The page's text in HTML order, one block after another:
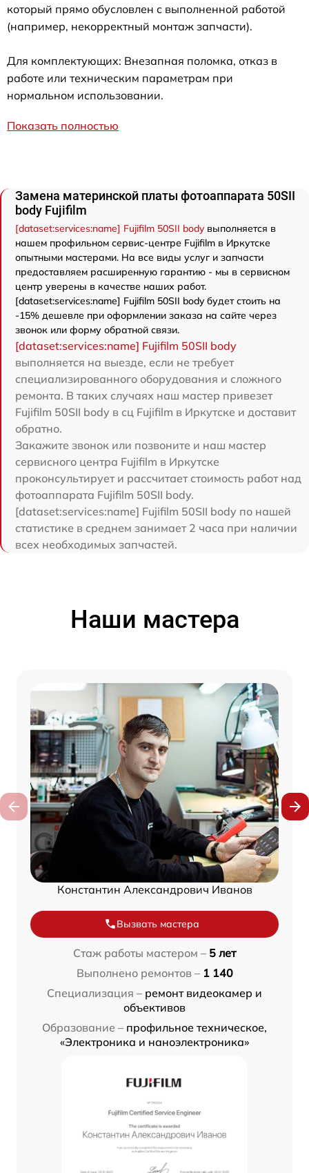
который прямо обусловлен с выполненной работой
(например, некорректный монтаж запчасти).
Для комплектующих: Внезапная поломка, отказ в
работе или техническим параметрам при
нормальном использовании.
Показать полностью
Замена материнской платы фотоаппарата 50SII
body Fujifilm
[dataset:services:name] Fujifilm 50SII bodyвыполняется в
нашем профильном сервис-центре Fujifilm в Иркутске
опытными мастерами. На все виды услуг и запчасти
предоставляем расширенную гарантию - мы в сервисном
центр уверены в качестве наших работ.
[dataset:services:name] Fujifilm 50SII body будет стоить на
-15% дешевле при оформлении заказа на сайте через
звонок или форму обратной связи.
[dataset:services:name] Fujifilm 50SII body
выполняется на выезде, если не требует
специализированного оборудования и сложного
ремонта. В таких случаях наш мастер привезет
Fujifilm 50SII body в сц Fujifilm в Иркутске и доставит
обратно.
Закажите звонок или позвоните и наш мастер
сервисного центра Fujifilm в Иркутске
проконсультирует и рассчитает стоимость работ над
фотоаппарата Fujifilm 50SII body.
[dataset:services:name] Fujifilm 50SII body по нашей
статистике в среднем занимает 2 часа при наличии
всех необходимых запчастей.
Наши мастера
Константин Александрович Иванов
Вызвать мастера
Стаж работы мастером – 5 лет
Выполнено ремонтов – 1 140
Специализация – ремонт видеокамер и
объективов
Образование – профильное техническое,
«Электроника и наноэлектроника»